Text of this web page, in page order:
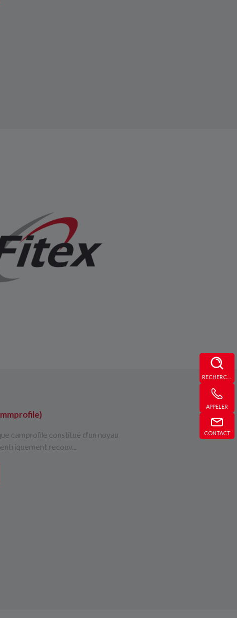
APPELER
CONTACT
camprofile constitué d'un noyau
recouv...